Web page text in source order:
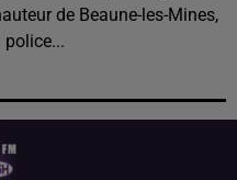
de Beaune-les-Mines,
police...